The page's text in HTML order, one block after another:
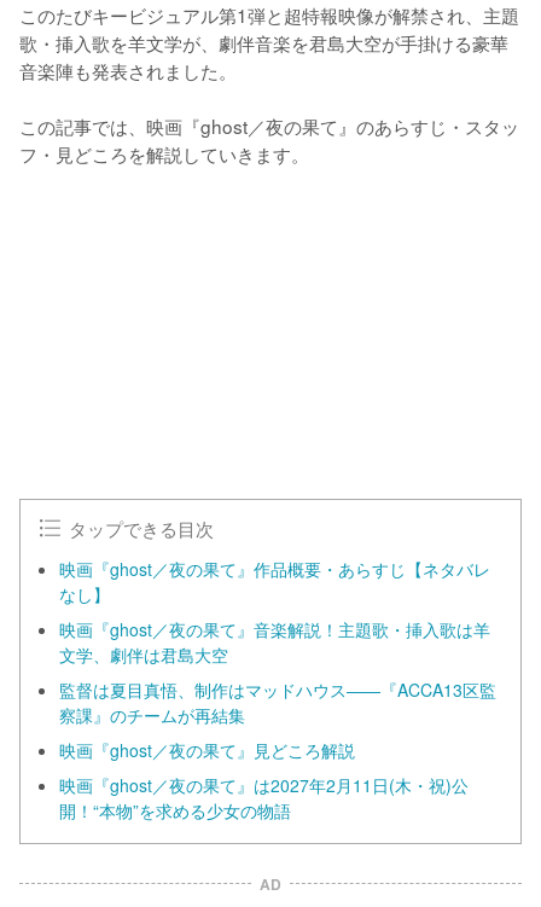
このたびキービジュアル第1弾と超特報映像が解禁され、主題
歌・挿入歌を羊文学が、劇伴音楽を君島大空が手掛ける豪華
音楽陣も発表されました。
この記事では、映画『ghost／夜の果て』のあらすじ・スタッ
フ・見どころを解説していきます。
タップできる目次
映画『ghost／夜の果て』作品概要・あらすじ【ネタバレ
なし】
映画『ghost／夜の果て』音楽解説！主題歌・挿入歌は羊
文学、劇伴は君島大空
監督は夏目真悟、制作はマッドハウス——『ACCA13区監
察課』のチームが再結集
映画『ghost／夜の果て』見どころ解説
映画『ghost／夜の果て』は2027年2月11日(木・祝)公
開！“本物”を求める少女の物語
AD